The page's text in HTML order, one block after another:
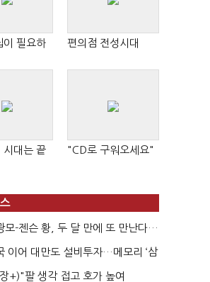
이 필요하
편의점 전성시대
시대는 끝
"CD로 구워오세요"
모-젠슨 황, 두 달 만에 또 만난다…
·AI 등 논...
이어 대만도 설비투자…메모리 ‘삼
쟁’
+)"팔 생각 접고 호가 높여